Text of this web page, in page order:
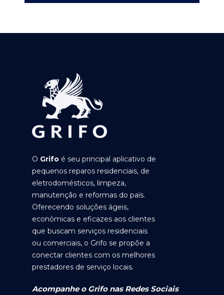
O Grifo é seu principal aplicativo de
pequenos reparos residenciais, de
eletrodomésticos, limpeza,
manutenção e reformas do país.
Oferecendo soluções ágeis,
econômicas e eficazes aos clientes
que buscam serviços residenciais
ou comerciais, o Grifo se propõe a
conectar clientes com os melhores
prestadores de serviço locais.
Acompanhe o Grifo nas Redes Sociais